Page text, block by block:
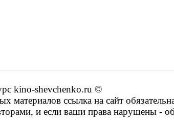
kino-shevchenko.ru ©
материалов ссылка на сайт
и если ваши права нарушены -